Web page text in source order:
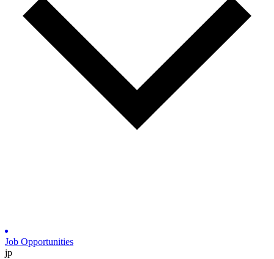
Job Opportunities
jp